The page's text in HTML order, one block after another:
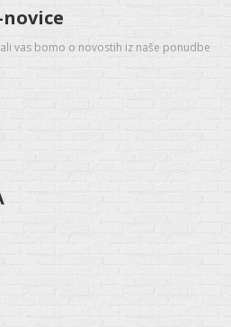
novice
vas bomo o novostih iz naše ponudbe